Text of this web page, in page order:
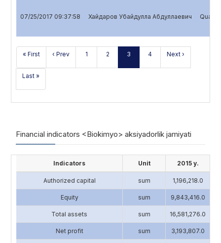
07/25/2017 09:37:58 Хайдаров Убайдулла Абдуллаевич
« First ‹ Prev 1 2 3 4 Next ›
Last »
Financial indicators <Biokimyo> aksiyadorlik jamiyati
Indicators Unit 2015 y.
Authorized capital sum 1,196,218.0
Equity sum 9,843,416.0
Total assets sum 16,581,276.0
Net profit sum 3,193,807.0